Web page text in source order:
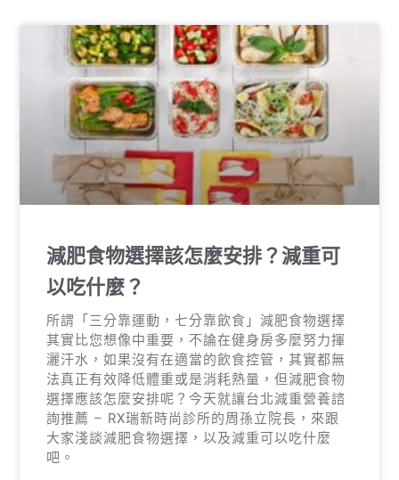
減肥食物選擇該怎麼安排？減重可
以吃什麼？
所謂「三分靠運動，七分靠飲食」減肥食物選擇
其實比您想像中重要，不論在健身房多麼努力揮
灑汗水，如果沒有在適當的飲食控管，其實都無
法真正有效降低體重或是消耗熱量，但減肥食物
選擇應該怎麼安排呢？今天就讓台北減重營養諮
詢推薦 – RX瑞新時尚診所的周孫立院長，來跟
大家淺談減肥食物選擇，以及減重可以吃什麼
吧。